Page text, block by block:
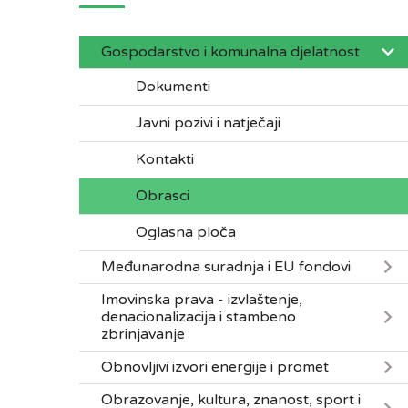
Gospodarstvo i komunalna djelatnost
Dokumenti
Javni pozivi i natječaji
Kontakti
Obrasci
Oglasna ploča
Međunarodna suradnja i EU fondovi
Imovinska prava - izvlaštenje,
denacionalizacija i stambeno
zbrinjavanje
Obnovljivi izvori energije i promet
Obrazovanje, kultura, znanost, sport i